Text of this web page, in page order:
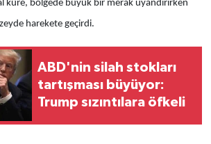
küre, bölgede büyük bir merak uyandırırken
harekete geçirdi.
ABD'nin silah stokları
tartışması büyüyor:
Trump sızıntılara öfkeli